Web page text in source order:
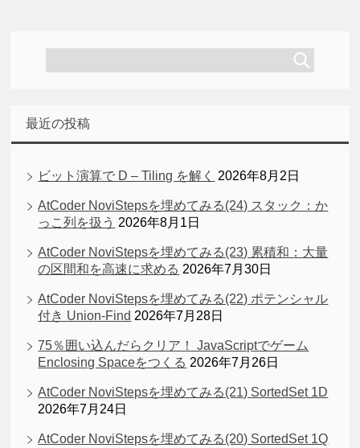
最近の投稿
ビット演算で D – Tiling を解く 2026年8月2日
AtCoder NoviStepsを埋めてみる(24) スタック：か
っこ列を扱う 2026年8月1日
AtCoder NoviStepsを埋めてみる(23) 累積和：大量
の区間和を高速に求める 2026年7月30日
AtCoder NoviStepsを埋めてみる(22) ポテンシャル
付き Union-Find 2026年7月28日
75％囲い込んだらクリア！ JavaScriptでゲーム
Enclosing Spaceをつくる 2026年7月26日
AtCoder NoviStepsを埋めてみる(21) SortedSet 1D
2026年7月24日
AtCoder NoviStepsを埋めてみる(20) SortedSet 1Q